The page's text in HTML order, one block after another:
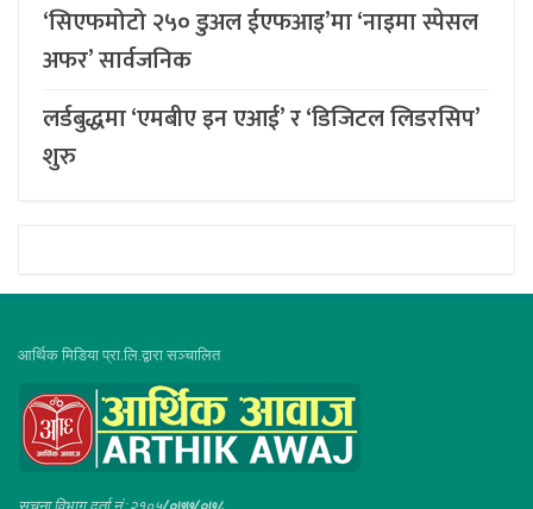
‘सिएफमोटो २५० डुअल ईएफआइ’मा ‘नाइमा स्पेसल
अफर’ सार्वजनिक
लर्डबुद्धमा ‘एमबीए इन एआई’ र ‘डिजिटल लिडरसिप’
शुरु
आर्थिक मिडिया प्रा.लि.द्वारा सञ्चालित